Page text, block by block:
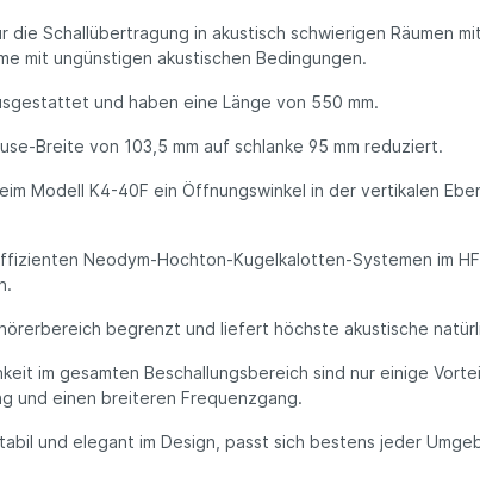
Schallübertragung in akustisch schwierigen Räumen
mit ungünstigen akustischen Bedingungen.
und haben eine Länge von 550 mm.
Breite von 103,5 mm auf schlanke 95 mm reduziert.
Modell K4-40F ein Öffnungswinkel in der vertikalen
Neodym-Hochton-Kugelkalotten-Systemen im
begrenzt und liefert höchste akustische
im gesamten Beschallungsbereich sind nur einige
und einen breiteren Frequenzgang.
und elegant im Design, passt sich bestens jeder